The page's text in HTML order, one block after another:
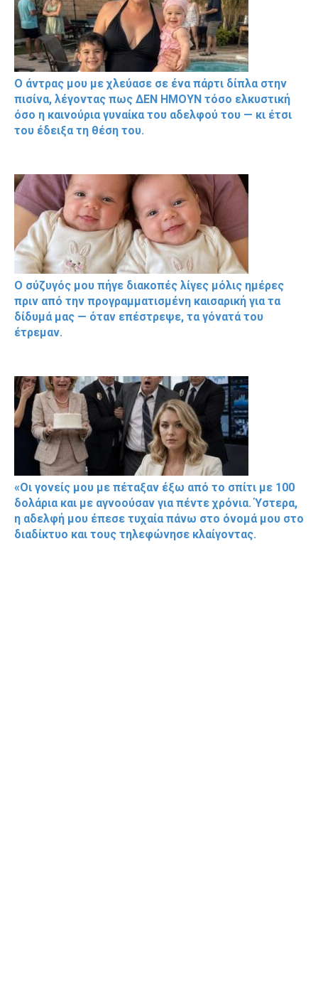
Ο άντρας μου με χλεύασε σε ένα πάρτι δίπλα στην
πισίνα, λέγοντας πως ΔΕΝ ΗΜΟΥΝ τόσο ελκυστική
όσο η καινούρια γυναίκα του αδελφού του — κι έτσι
του έδειξα τη θέση του.
Ο σύζυγός μου πήγε διακοπές λίγες μόλις ημέρες
πριν από την προγραμματισμένη καισαρική για τα
δίδυμά μας — όταν επέστρεψε, τα γόνατά του
έτρεμαν.
«Οι γονείς μου με πέταξαν έξω από το σπίτι με 100
δολάρια και με αγνοούσαν για πέντε χρόνια. Ύστερα,
η αδελφή μου έπεσε τυχαία πάνω στο όνομά μου στο
διαδίκτυο και τους τηλεφώνησε κλαίγοντας.